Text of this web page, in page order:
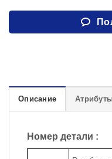
Описание
Номер детали :